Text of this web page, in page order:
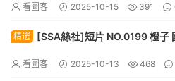
看圖客 2025-10-15 391
精選 [SSA絲社]短片 NO.0199 橙子
看圖客 2025-10-13 468